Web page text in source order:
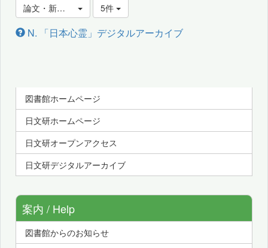
論文・新聞記事を探す5件
N. 「日本心霊」デジタルアーカイブ
図書館ホームページ
日文研ホームページ
日文研オープンアクセス
日文研デジタルアーカイブ
案内 / Help
図書館からのお知らせ